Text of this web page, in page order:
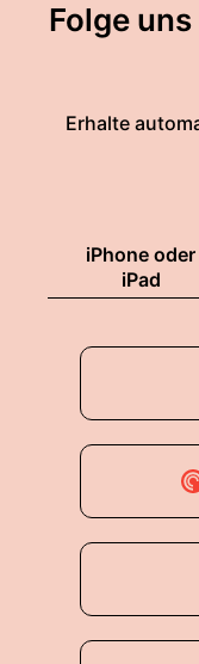
Folge
Erhalte
iPhone oder
iPad